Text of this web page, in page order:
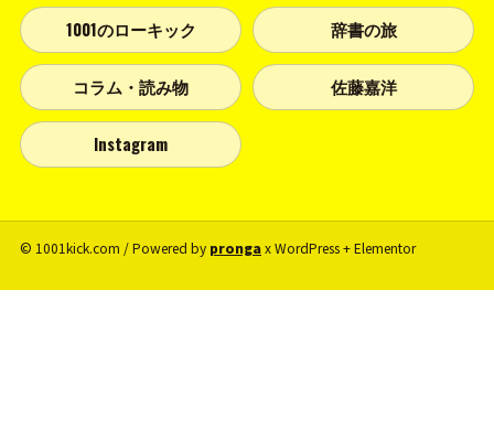
1001のローキック 辞書の旅
コラム・読み物 佐藤嘉洋
Instagram
© 1001kick.com / Powered by prongax WordPress + Elementor